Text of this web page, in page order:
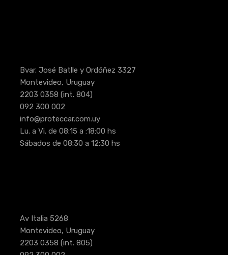
Bvar. José Batlle y Ordóñez 3327
Montevideo, Uruguay
2203 0358 (int. 804)
092 300 002
info@proteccar.com.uy
Lu. a Vi. de 08:15 a :18:00 hs
Sábados de 08:30 a 12:30 hs
Av Italia 5268
Montevideo, Uruguay
2203 0358 (int. 805)